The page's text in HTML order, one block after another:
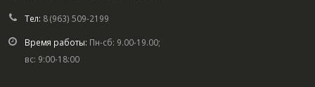
Тел: 8 (963) 509-2199
Время работы: Пн-сб: 9.00-19.00;
вс: 9:00-18:00